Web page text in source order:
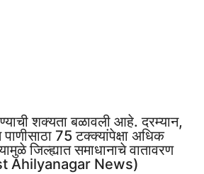
शक्यता बळावली आहे. दरम्यान,
75 टक्क्यांपेक्षा अधिक
जिल्ह्यात समाधानाचे वातावरण
Ahilyanagar News)